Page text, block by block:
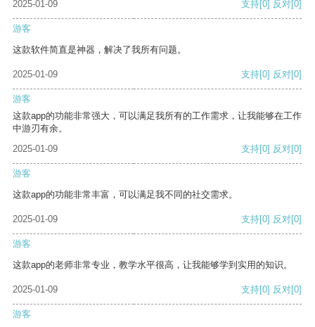
2025-01-09 支持[0] 反对[0]
游客
这款软件简直是神器，解决了我所有问题。
2025-01-09 支持[0] 反对[0]
游客
这款app的功能非常强大，可以满足我所有的工作需求，让我能够在工作
中游刃有余。
2025-01-09
支持[0] 反对[0]
游客
这款app的功能非常丰富，可以满足我不同的社交需求。
2025-01-09 支持[0] 反对[0]
游客
这款app的老师非常专业，教学水平很高，让我能够学到实用的知识。
2025-01-09 支持[0] 反对[0]
游客